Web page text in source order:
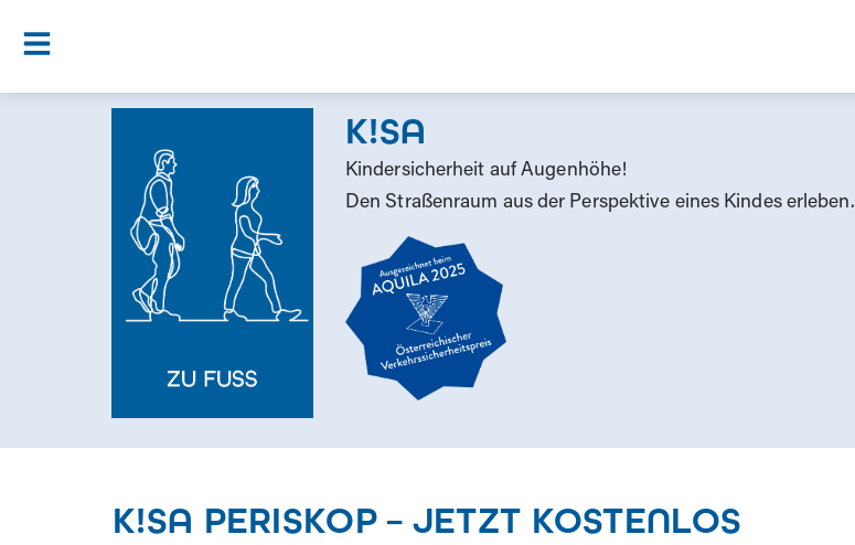
K!SA​
Kindersicherheit aufAugenhöhe!
Den Straßenraum aus der Perspektive eines Kindes erleben.
K!SA PERISKOP – JETZT KOSTENLOS